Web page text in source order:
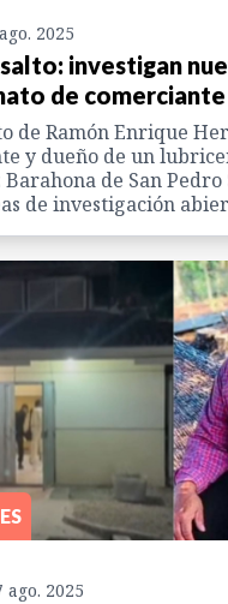
2025
investigan
de comerciante
de Ramón Enrique
y dueño de un
de San
de investigación
ago. 2025